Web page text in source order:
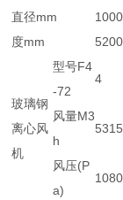
直径mm
1000
度mm
5200
玻璃钢
离心风
机
型号F4
-72
4
风量M3
h
5315
风压(P
a)
1080